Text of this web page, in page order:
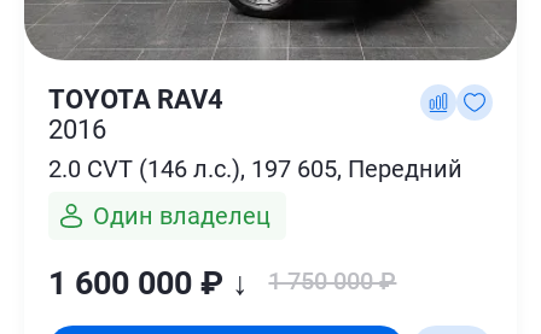
TOYOTA RAV4
2016
2.0 CVT (146 л.с.), 197 605, Передний
Один владелец
1 600 000 ₽ ↓ 1 750 000 ₽